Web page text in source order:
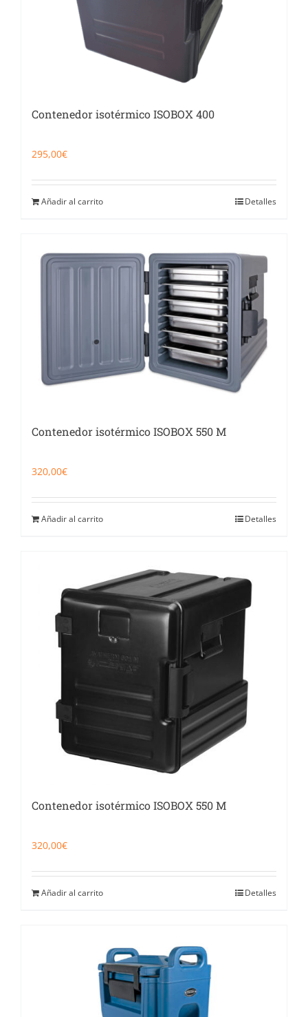
Contenedor isotérmico ISOBOX 400
295,00€
Añadir al carrito Detalles
Contenedor isotérmico ISOBOX 550 M
320,00€
Añadir al carrito Detalles
Contenedor isotérmico ISOBOX 550 M
320,00€
Añadir al carrito Detalles